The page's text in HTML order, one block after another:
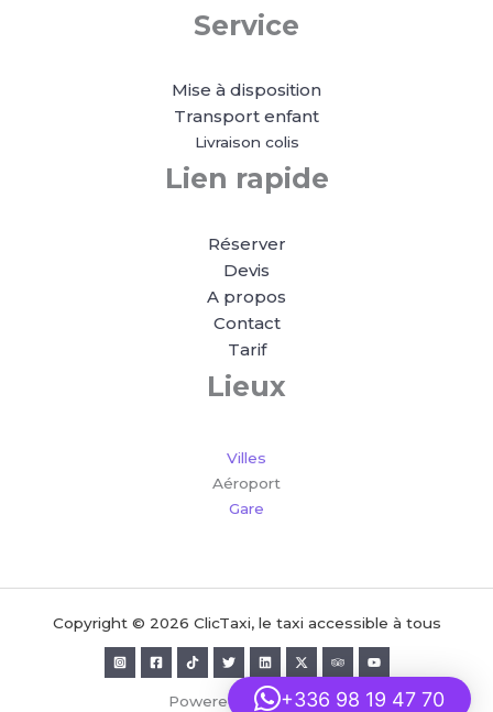
Service
Mise à disposition
Transport enfant
Livraison colis
Lien rapide
Réserver
Devis
A propos
Contact
Tarif
Lieux
Villes
Aéroport
Gare
Copyright © 2026 ClicTaxi, le taxi accessible à tous
Powered by Clic-taxi+336 98 19 47 70